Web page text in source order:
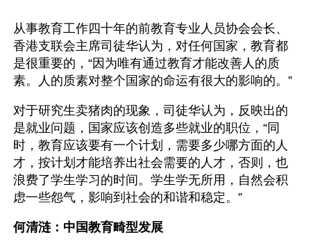
从事教育工作四十年的前教育专业人员协会会长、
香港支联会主席司徒华认为，对任何国家，教育都
是很重要的，“因为唯有通过教育才能改善人的质
素。人的质素对整个国家的命运有很大的影响的。”
对于研究生卖猪肉的现象，司徒华认为，反映出的
是就业问题，国家应该创造多些就业的职位，“同
时，教育应该要有一个计划，需要多少哪方面的人
才，按计划才能培养出社会需要的人才，否则，也
浪费了学生学习的时间。学生学无所用，自然会积
虑一些怨气，影响到社会的和谐和稳定。”
何清涟：中国教育畸型发展